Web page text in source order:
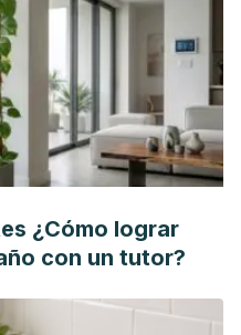
¿Cómo lograr
con un tutor?